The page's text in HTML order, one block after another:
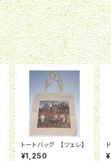
トートバッグ 【ツェレ】
¥1,250